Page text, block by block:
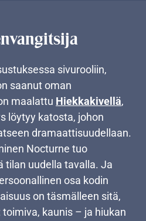
sivurooliin,
saanut oman
maalattu Hiekkakivellä,
löytyy katosta, johon
dramaattisuudellaan.
Nocturne tuo
tilan uudella tavalla. Ja
osa kodin
on täsmälleen sitä,
kaunis – ja hiukan